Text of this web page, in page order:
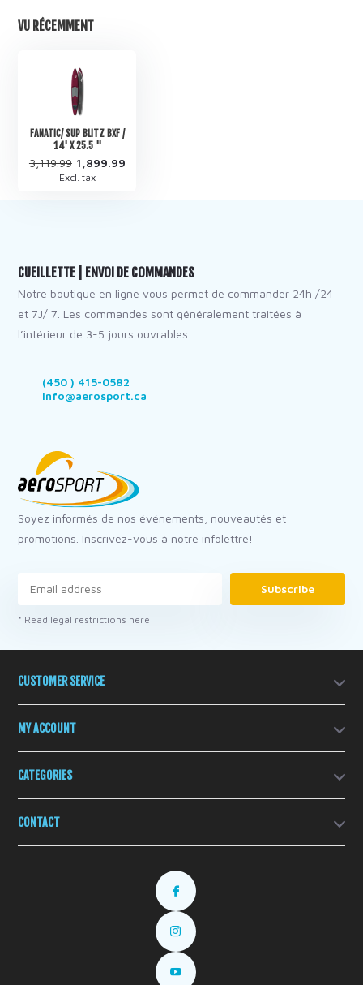
VU RÉCEMMENT
FANATIC/ SUP BLITZ BXF /
14' X 25.5 ''
3,119.99 1,899.99
Excl. tax
CUEILLETTE | ENVOI DE COMMANDES
Notre boutique en ligne vous permet de commander 24h /24
et 7J/ 7. Les commandes sont généralement traitées à
l’intérieur de 3-5 jours ouvrables
(450 ) 415-0582
info@aerosport.ca
Soyez informés de nos événements, nouveautés et
promotions. Inscrivez-vous à notre infolettre!
Subscribe
* Read legal restrictions here
CUSTOMER SERVICE
MY ACCOUNT
CATEGORIES
CONTACT